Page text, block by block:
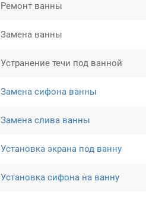
Ремонт ванны
Замена ванны
Устранение течи под ванной
Замена сифона ванны
Замена слива ванны
Установка экрана под ванну
Установка сифона на ванну